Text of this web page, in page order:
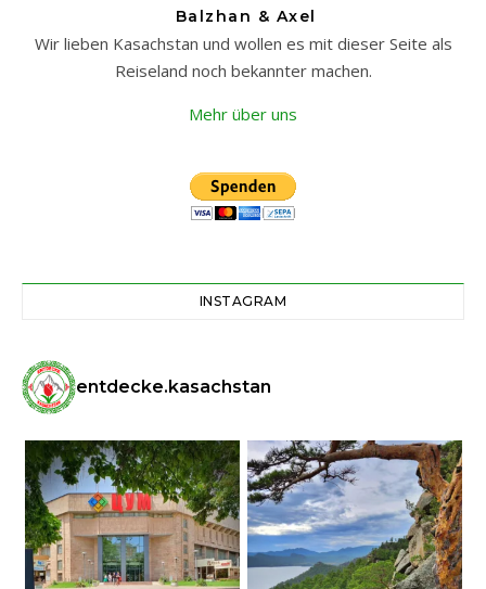
Balzhan & Axel
Wir lieben Kasachstan und wollen es mit dieser Seite als
Reiseland noch bekannter machen.
Mehr über uns
INSTAGRAM
entdecke.kasachstan